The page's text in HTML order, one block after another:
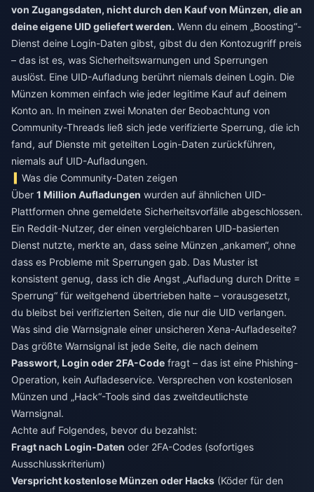
von Zugangsdaten, nicht durch den Kauf von Münzen, die an
deine eigene UID geliefert werden. Wenn du einem „Boosting“-
Dienst deine Login-Daten gibst, gibst du den Kontozugriff preis
– das ist es, was Sicherheitswarnungen und Sperrungen
auslöst. Eine UID-Aufladung berührt niemals deinen Login. Die
Münzen kommen einfach wie jeder legitime Kauf auf deinem
Konto an. In meinen zwei Monaten der Beobachtung von
Community-Threads ließ sich jede verifizierte Sperrung, die ich
fand, auf Dienste mit geteilten Login-Daten zurückführen,
niemals auf UID-Aufladungen.
Was die Community-Daten zeigen
Über 1 Million Aufladungen wurden auf ähnlichen UID-
Plattformen ohne gemeldete Sicherheitsvorfälle abgeschlossen.
Ein Reddit-Nutzer, der einen vergleichbaren UID-basierten
Dienst nutzte, merkte an, dass seine Münzen „ankamen“, ohne
dass es Probleme mit Sperrungen gab. Das Muster ist
konsistent genug, dass ich die Angst „Aufladung durch Dritte =
Sperrung“ für weitgehend übertrieben halte – vorausgesetzt,
du bleibst bei verifizierten Seiten, die nur die UID verlangen.
Was sind die Warnsignale einer unsicheren Xena-Aufladeseite?
Das größte Warnsignal ist jede Seite, die nach deinem
Passwort, Login oder 2FA-Code fragt – das ist eine Phishing-
Operation, kein Aufladeservice. Versprechen von kostenlosen
Münzen und „Hack“-Tools sind das zweitdeutlichste
Warnsignal.
Achte auf Folgendes, bevor du bezahlst:
Fragt nach Login-Daten oder 2FA-Codes (sofortiges
Ausschlusskriterium)
Verspricht kostenlose Münzen oder Hacks (Köder für den